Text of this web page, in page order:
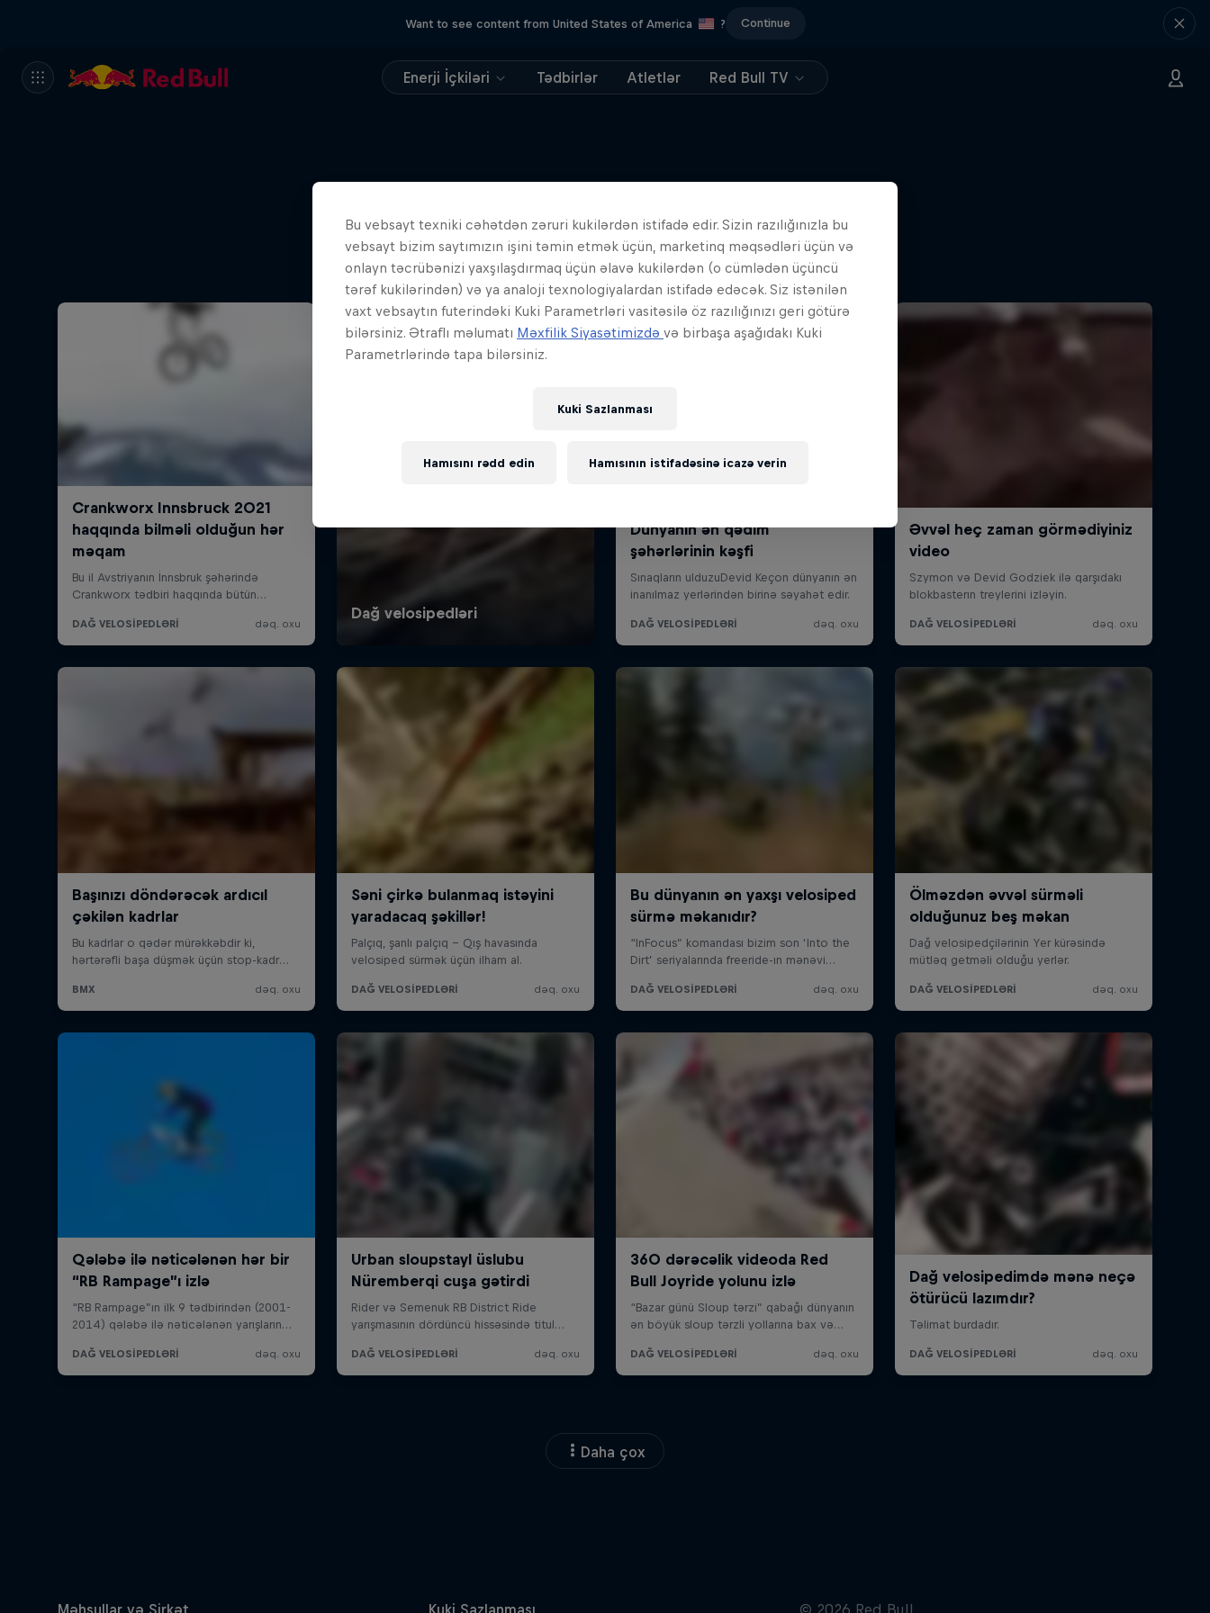
Want to see content from United States of America ? Continue
Enerji İçkiləri Tədbirlər Atletlər Red Bull TV
Oxşar Hekayələr
Daha çox
Bu vebsayt texniki cəhətdən zəruri kukilərdən istifadə edir. Sizin razılığınızla bu
vebsayt bizim saytımızın işini təmin etmək üçün, marketinq məqsədləri üçün və
onlayn təcrübənizi yaxşılaşdırmaq üçün əlavə kukilərdən (o cümlədən üçüncü
tərəf kukilərindən) və ya analoji texnologiyalardan istifadə edəcək. Siz istənilən
vaxt vebsaytın futerindəki Kuki Parametrləri vasitəsilə öz razılığınızı geri götürə
bilərsiniz. Ətraflı məlumatı Məxfilik Siyasətimizdə və birbaşa aşağıdakı Kuki
Parametrlərində tapa bilərsiniz.
Kuki Sazlanması
Hamısını rədd edin Hamısının istifadəsinə icazə verin